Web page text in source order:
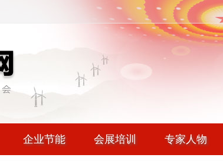
企业节能 会展培训 专家人物